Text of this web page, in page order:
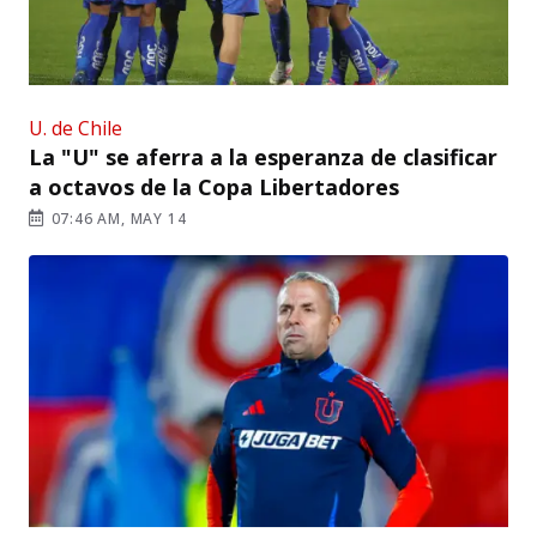
U. de Chile
La "U" se aferra a la esperanza de clasificar
a octavos de la Copa Libertadores
07:46 AM, MAY 14